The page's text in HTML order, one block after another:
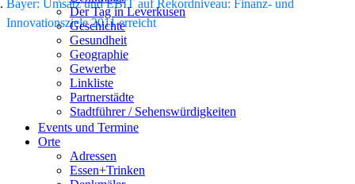
Der Tag in Leverkusen
Geschichte
Gesundheit
Geographie
Gewerbe
Linkliste
Partnerstädte
Stadtführer / Sehenswürdigkeiten
Stadtplan
Sport
Who is who
Events und Termine
Orte
Adressen
Essen+Trinken
Bayer: Umsatz und EBIT auf Rekordniveau: Finanz- und
Innovationsziele 2011 erreicht